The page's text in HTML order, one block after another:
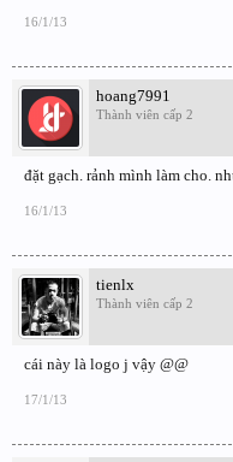
16/1/13
hoang7991
Thành viên cấp 2
đặt gạch. rảnh mình làm cho.
16/1/13
tienlx
Thành viên cấp 2
cái này là logo j vậy @@
17/1/13